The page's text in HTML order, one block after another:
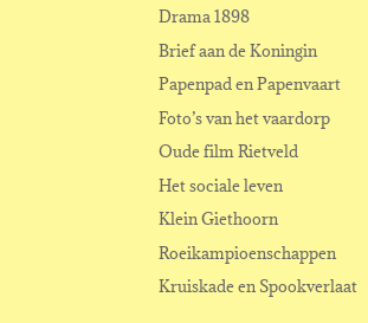
Drama 1898
Brief aan de Koningin
Papenpad en Papenvaart
Foto’s van het vaardorp
Oude film Rietveld
Het sociale leven
Klein Giethoorn
Roeikampioenschappen
Kruiskade en Spookverlaat